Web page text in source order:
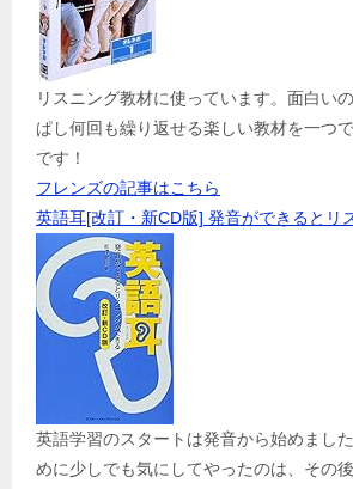
リスニング教材に使っています。面白い
ぱし何回も繰り返せる楽しい教材を一つ
です！
フレンズの記事はこちら
英語耳[改訂・新CD版] 発音ができるとリ
英語学習のスタートは発音から始めまし
めに少しでも気にしてやったのは、その